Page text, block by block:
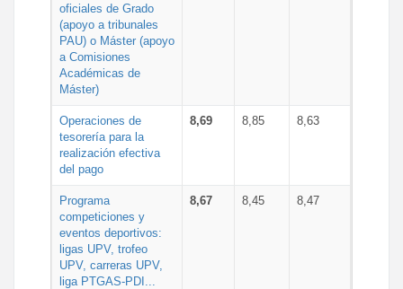
oficiales de Grado
(apoyo a tribunales
PAU) o Máster (apoyo
a Comisiones
Académicas de
Máster)
Operaciones de
tesorería para la
realización efectiva
del pago
8,69 8,85 8,63
Programa
competiciones y
eventos deportivos:
ligas UPV, trofeo
UPV, carreras UPV,
liga PTGAS-PDI...
8,67 8,45 8,47